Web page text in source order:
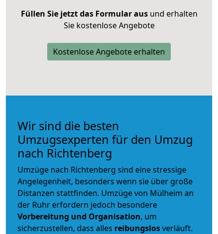
Füllen Sie jetzt das Formular ausund erhalten
Sie kostenlose Angebote
Kostenlose Angebote erhalten
Wir sind die besten
Umzugsexperten für den Umzug
nach Richtenberg
Umzüge nach Richtenberg sind eine stressige
Angelegenheit, besonders wenn sie über große
Distanzen stattfinden. Umzüge von Mülheim an
der Ruhr erfordern jedoch besondere
Vorbereitung und Organisation, um
sicherzustellen, dass alles reibungslosverläuft.